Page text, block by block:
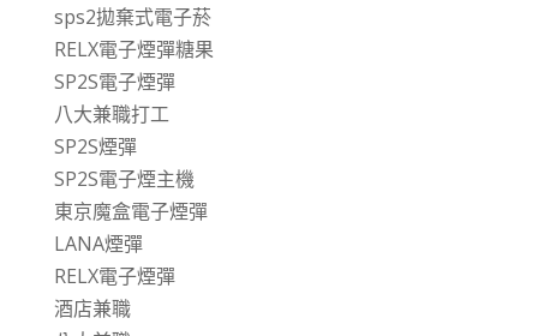
sps2拋棄式電子菸
RELX電子煙彈糖果
SP2S電子煙彈
八大兼職打工
SP2S煙彈
SP2S電子煙主機
東京魔盒電子煙彈
LANA煙彈
RELX電子煙彈
酒店兼職